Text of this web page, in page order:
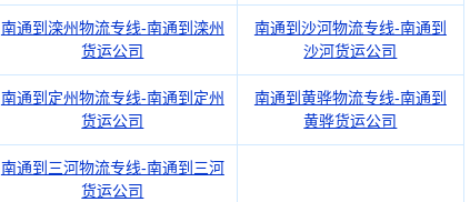
南通到滦州物流专线-南通到滦州
货运公司
南通到沙河物流专线-南通到
沙河货运公司
南通到定州物流专线-南通到定州
货运公司
南通到黄骅物流专线-南通到
黄骅货运公司
南通到三河物流专线-南通到三河
货运公司